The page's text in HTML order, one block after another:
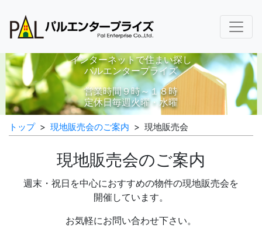
インターネットで住まい探し
パルエンタープライズ
営業時間９時～１８時
定休日毎週火曜・水曜
トップ> 現地販売会のご案内 > 現地販売会
現地販売会のご案内
週末・祝日を中心におすすめの物件の現地販売会を
開催しています。
お気軽にお問い合わせ下さい。